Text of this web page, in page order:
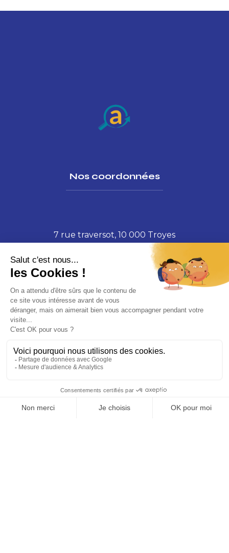
Nos coordonnées
7 rue traversot, 10 000 Troyes
contact@creaconseilassurances.fr
Nos solutions
Entreprises
Médical / Paramédical